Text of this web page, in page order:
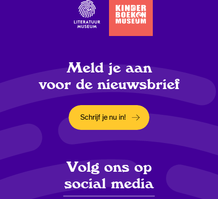
Meld je aan
voor de nieuwsbrief
Opent in een nieuw tabblad
Schrijf je nu in!
Volg ons op
social media